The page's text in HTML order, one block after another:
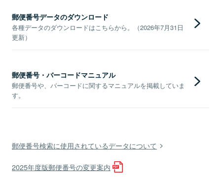
郵便番号データのダウンロード
各種データのダウンロードはこちらから。（2026年7月31日
更新）
郵便番号・バーコードマニュアル
郵便番号や、バーコードに関するマニュアルを掲載していま
す。
郵便番号検索に使用されているデータについて
2025年度版郵便番号の変更案内